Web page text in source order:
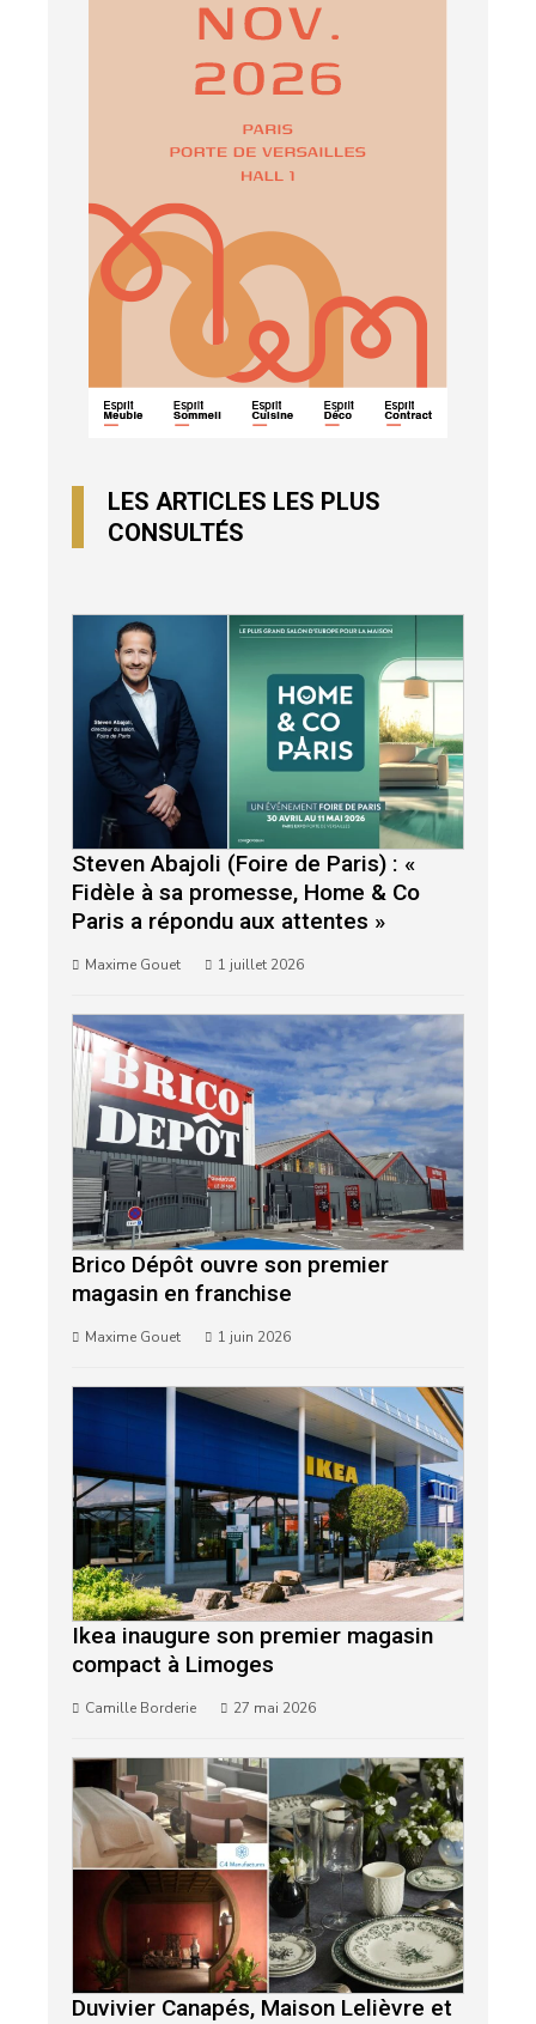
LES ARTICLES LES PLUS
CONSULTÉS
Steven Abajoli (Foire de Paris) : «
Fidèle à sa promesse, Home & Co
Paris a répondu aux attentes »
Maxime Gouet 1 juillet 2026
Brico Dépôt ouvre son premier
magasin en franchise
Maxime Gouet 1 juin 2026
Ikea inaugure son premier magasin
compact à Limoges
Camille Borderie 27 mai 2026
Duvivier Canapés, Maison Lelièvre et